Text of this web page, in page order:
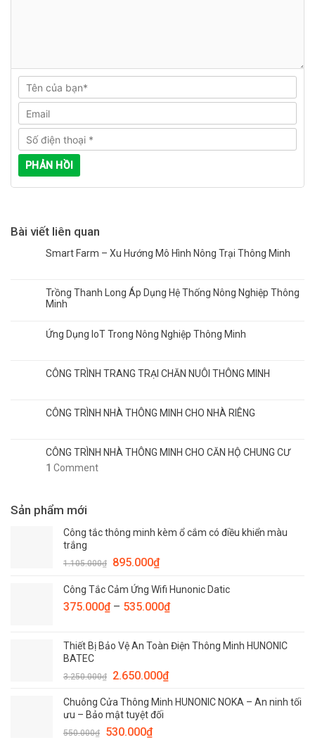
Bài viết liên quan
Smart Farm – Xu Hướng Mô Hình Nông Trại Thông Minh
Trồng Thanh Long Áp Dụng Hệ Thống Nông Nghiệp Thông
Minh
Ứng Dụng IoT Trong Nông Nghiệp Thông Minh
CÔNG TRÌNH TRANG TRẠI CHĂN NUÔI THÔNG MINH
CÔNG TRÌNH NHÀ THÔNG MINH CHO NHÀ RIÊNG
CÔNG TRÌNH NHÀ THÔNG MINH CHO CĂN HỘ CHUNG CƯ
1 Comment
Sản phẩm mới
Công tắc thông minh kèm ổ cắm có điều khiển màu
trắng
1.105.000₫ 895.000₫
Công Tắc Cảm Ứng Wifi Hunonic Datic
375.000₫– 535.000₫
Thiết Bị Bảo Vệ An Toàn Điện Thông Minh HUNONIC
BATEC
3.250.000₫ 2.650.000₫
Chuông Cửa Thông Minh HUNONIC NOKA – An ninh tối
ưu – Bảo mật tuyệt đối
550.000₫ 530.000₫